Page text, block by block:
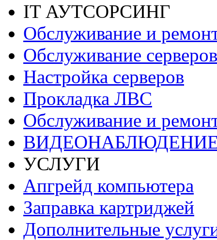
IT АУТСОРСИНГ
Обслуживание и
Обслуживание
Настройка серверов
Прокладка ЛВС
Обслуживание и
УСЛУГИ
Апгрейд компьютера
Заправка картриджей
Дополнительные